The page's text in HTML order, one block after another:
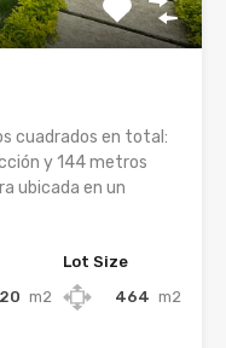
cuadrados en total:
y 144 metros
ubicada en un
m2
Lot Size
464 m2